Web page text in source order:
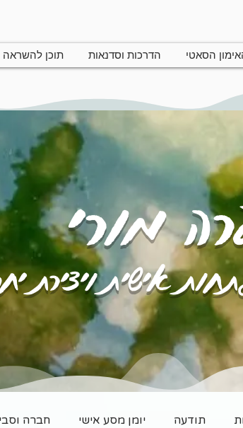
הסאטי הדרכות וסדנאות תוכן להשראה
אישית ויצירת
מורי
תודעה יומן מסע אישי חברה